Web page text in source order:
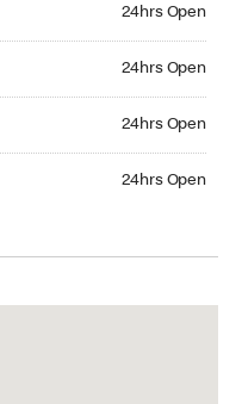
24hrs Open
24hrs Open
24hrs Open
24hrs Open